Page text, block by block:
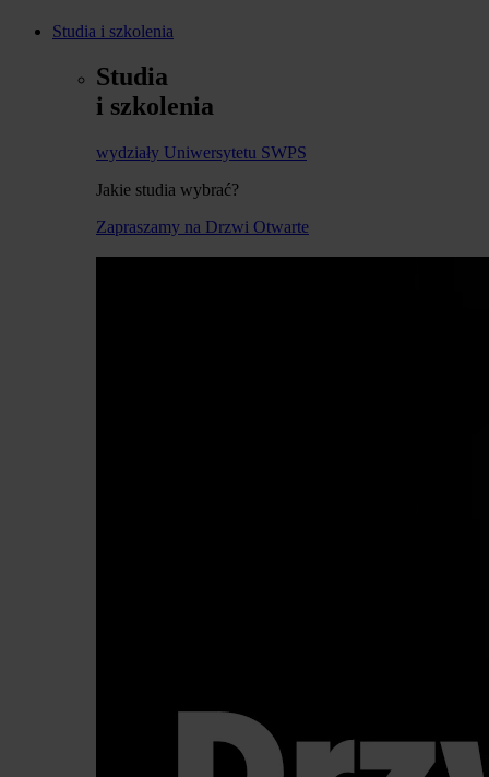
Studia i szkolenia
Studia
i szkolenia
wydziały Uniwersytetu SWPS
Jakie studia wybrać?
Zapraszamy na Drzwi Otwarte